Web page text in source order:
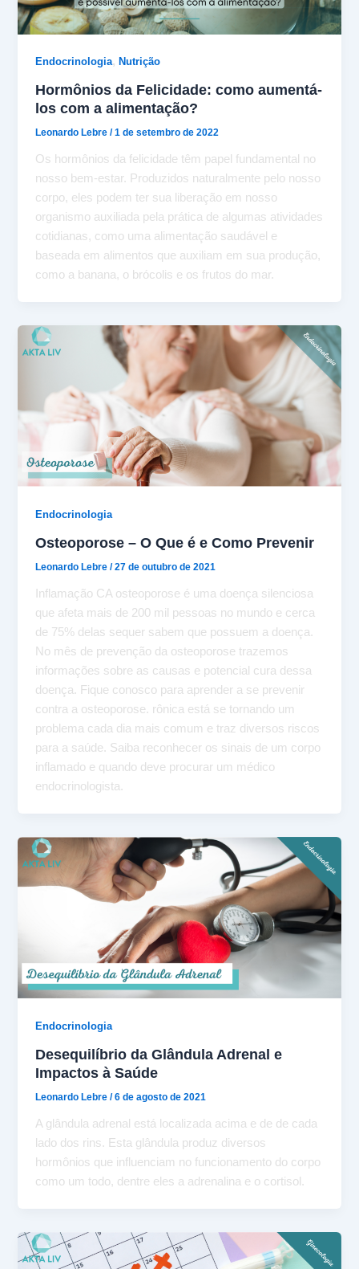
Endocrinologia,Nutrição
Hormônios da Felicidade: como aumentá-
los com a alimentação?
Leonardo Lebre/1 de setembro de 2022
Os hormônios da felicidade têm papel fundamental no
nosso bem-estar. Produzidos naturalmente pelo nosso
corpo, eles podem ter sua liberação em nosso
organismo auxiliada pela prática de algumas atividades
cotidianas, como uma alimentação saudável e
baseada em alimentos que auxiliam em sua produção,
como a banana, o brócolis e os frutos do mar.
Endocrinologia
Osteoporose – O Que é e Como Prevenir
Leonardo Lebre/27 de outubro de 2021
Inflamação CA osteoporose é uma doença silenciosa
que afeta mais de 200 mil pessoas no mundo e cerca
de 75% delas sequer sabem que possuem a doença.
No mês de prevenção da osteoporose trazemos
informações sobre as causas e potencial cura dessa
doença. Fique conosco para aprender a se prevenir
contra a osteoporose. rônica está se tornando um
problema cada dia mais comum e traz diversos riscos
para a saúde. Saiba reconhecer os sinais de um corpo
inflamado e quando deve procurar um médico
endocrinologista.
Endocrinologia
Desequilíbrio da Glândula Adrenal e
Impactos à Saúde
Leonardo Lebre/6 de agosto de 2021
A glândula adrenal está localizada acima e de de cada
lado dos rins. Esta glândula produz diversos
hormônios que influenciam no funcionamento do corpo
como um todo, dentre eles a adrenalina e o cortisol.